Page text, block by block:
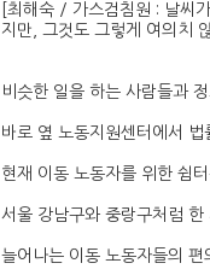
[최해숙 / 가스검침원 : 날씨
지만, 그것도 그렇게 여의치
비슷한 일을 하는 사람들과
바로 옆 노동지원센터에서
현재 이동 노동자를 위한 쉼
서울 강남구와 중랑구처럼
늘어나는 이동 노동자들의